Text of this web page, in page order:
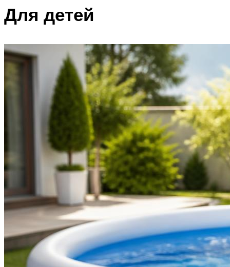
Для детей